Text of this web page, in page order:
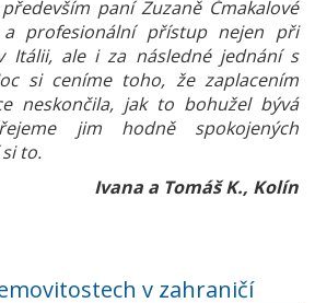
především paní Zuzaně Čmakalové
profesionální přístup nejen při
Itálii, ale i za následné jednání s
si ceníme toho, že zaplacením
neskončila, jak to bohužel bývá
jim hodně spokojených
to.
Ivana a Tomáš K., Kolín
v zahraničí